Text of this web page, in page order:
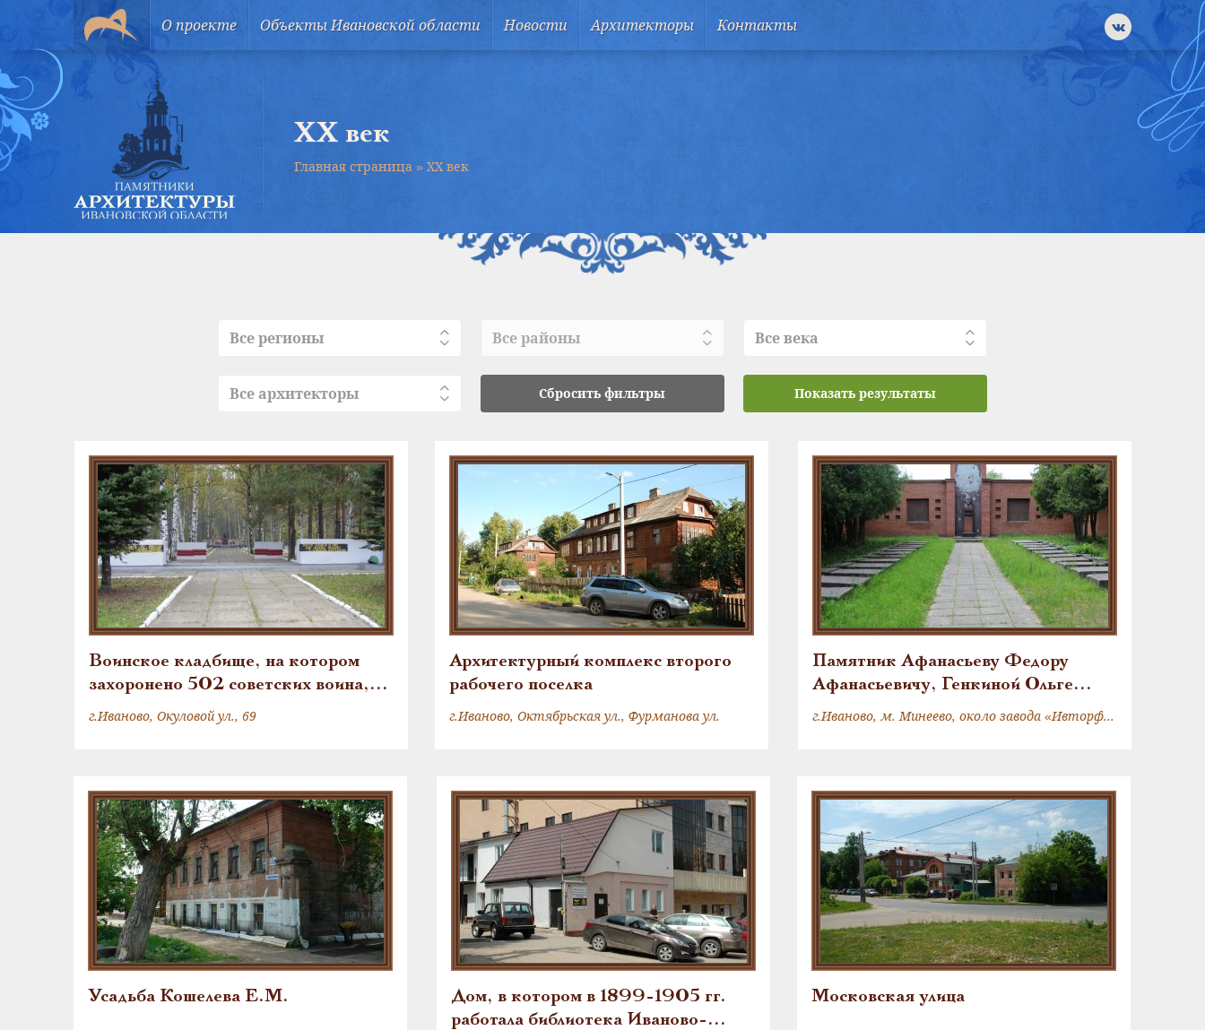
О проекте Объекты Ивановской области Новости Архитекторы Контакты
XX век
Главная страница » XX век
Все регионы Все районы Все века
Все архитекторы Сбросить фильтры Показать результаты
Воинское кладбище, на котором
захоронено 502 советских воина,
умерших от ран в госпиталях в годы
г.Иваново, Окуловой ул., 69
Архитектурный комплекс второго
рабочего поселка
г.Иваново, Октябрьская ул., Фурманова ул.
Памятник Афанасьеву Федору
Афанасьевичу, Генкиной Ольге
Михайловне и Балашову Семену
г.Иваново, м. Минеево, около завода «Ивторфмаш»
Усадьба Кошелева Е.М.
Дом, в котором в 1899-1905 гг.
работала библиотека Иваново-
Московская улица